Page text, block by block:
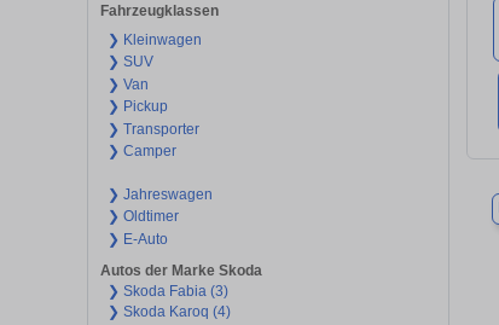
Fahrzeugklassen
❯ Kleinwagen
❯ SUV
❯ Van
❯ Pickup
❯ Transporter
❯ Camper
❯ Jahreswagen
❯ Oldtimer
❯ E-Auto
Autos der Marke Skoda
❯ Skoda Fabia (3)
❯ Skoda Karoq (4)